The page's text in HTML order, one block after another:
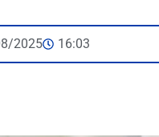
2025 16:03